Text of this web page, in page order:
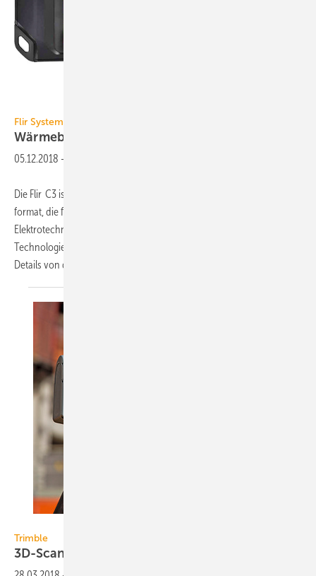
Flir Systems
Wärmebildkamera im
05.12.2018 -
Die Flir C3 ist eine voll ausgestattete Wärmebildkamera im Taschen-
format, die für eine breite Palette von Anwendungen in Gebäude- und
Elektrotechnik entwickelt wurde. Sie verfügt über die MSX-
Technologie, bei der Flir Systems dem Infrarotbild in Echtzeit wichtige
Details von der
Trimble
3D-Scanning als